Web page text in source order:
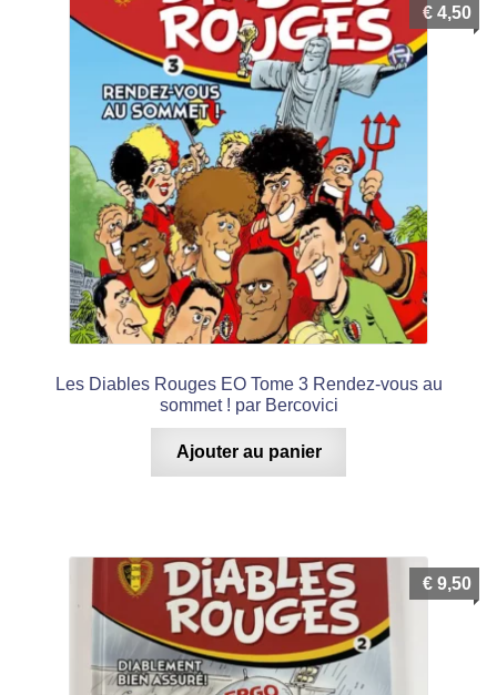
Les Diables Rouges EO Tome 3 Rendez-vous au
sommet ! par Bercovici
€ 4,50
Ajouter au panier
€ 9,50